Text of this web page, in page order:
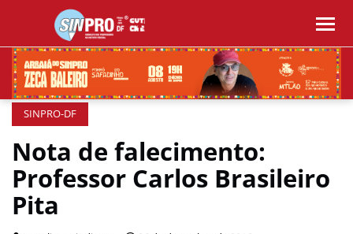
SINPRO-DF
Nota de falecimento:
Professor Carlos Brasileiro
Pita